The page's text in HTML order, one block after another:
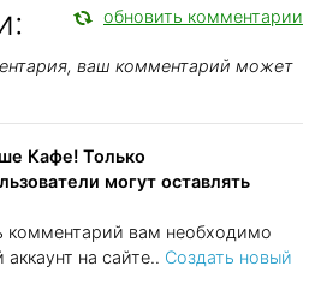
обновить комментарии
ваш комментарий может
Кафе! Только
могут оставлять
комментарий вам необходимо
на сайте.. Создать новый